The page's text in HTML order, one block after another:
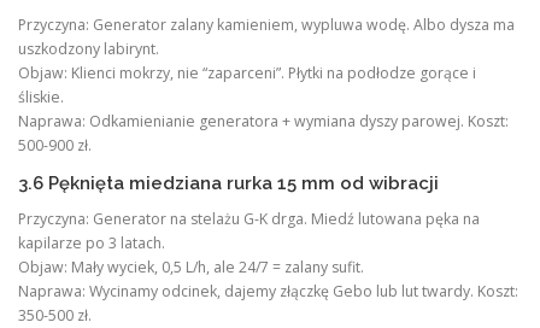
Przyczyna: Generator zalany kamieniem, wypluwa wodę. Albo dysza ma
uszkodzony labirynt.
Objaw: Klienci mokrzy, nie “zaparceni”. Płytki na podłodze gorące i
śliskie.
Naprawa: Odkamienianie generatora + wymiana dyszy parowej. Koszt:
500-900 zł.
3.6 Pęknięta miedziana rurka 15 mm od wibracji
Przyczyna: Generator na stelażu G-K drga. Miedź lutowana pęka na
kapilarze po 3 latach.
Objaw: Mały wyciek, 0,5 L/h, ale 24/7 = zalany sufit.
Naprawa: Wycinamy odcinek, dajemy złączkę Gebo lub lut twardy. Koszt:
350-500 zł.